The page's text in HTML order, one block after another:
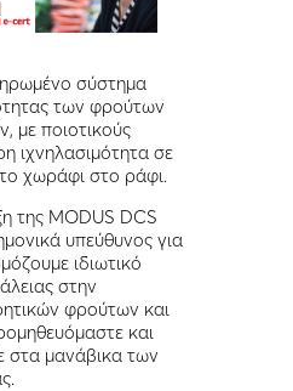
σύστημα
των φρούτων
με ποιοτικούς
ιχνηλασιμότητα σε
χωράφι στο ράφι.
της MODUS DCS
υπεύθυνος για
ιδιωτικό
στην
φρούτων και
και
μανάβικα των